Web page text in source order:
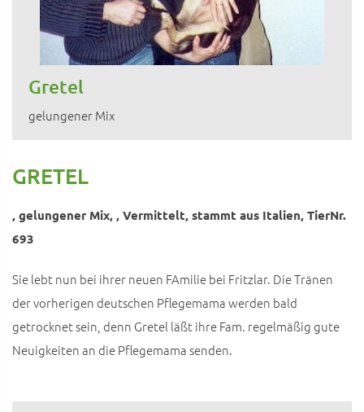
Gretel
gelungener Mix
GRETEL
, gelungener Mix, , Vermittelt, stammt aus Italien, TierNr.
693
Sie lebt nun bei ihrer neuen FAmilie bei Fritzlar. Die Tränen
der vorherigen deutschen Pflegemama werden bald
getrocknet sein, denn Gretel läßt ihre Fam. regelmäßig gute
Neuigkeiten an die Pflegemama senden.